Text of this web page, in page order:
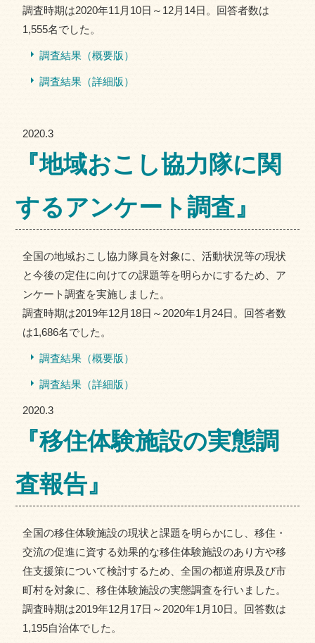
調査時期は2020年11月10日～12月14日。回答者数は
1,555名でした。
調査結果（概要版）
調査結果（詳細版）
2020.3
『地域おこし協力隊に関
するアンケート調査』
全国の地域おこし協力隊員を対象に、活動状況等の現状
と今後の定住に向けての課題等を明らかにするため、ア
ンケート調査を実施しました。
調査時期は2019年12月18日～2020年1月24日。回答者数
は1,686名でした。
調査結果（概要版）
調査結果（詳細版）
2020.3
『移住体験施設の実態調
査報告』
全国の移住体験施設の現状と課題を明らかにし、移住・
交流の促進に資する効果的な移住体験施設のあり方や移
住支援策について検討するため、全国の都道府県及び市
町村を対象に、移住体験施設の実態調査を行いました。
調査時期は2019年12月17日～2020年1月10日。回答数は
1,195自治体でした。